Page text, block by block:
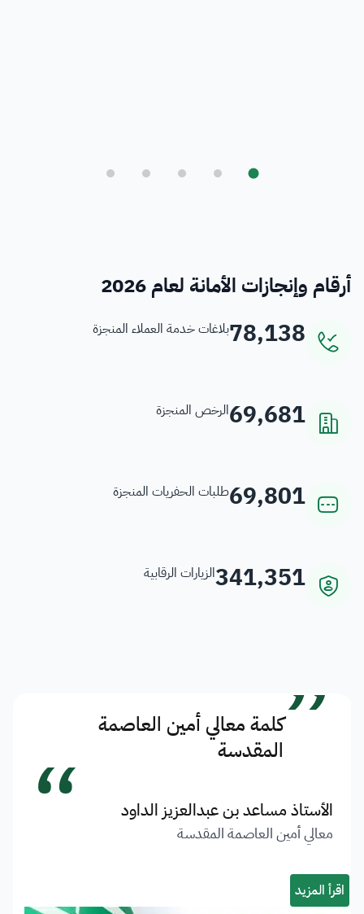
أرقام وإنجازات الأمانة لعام 2026
78,138بلاغات خدمة العملاء المنجزة
69,681الرخص المنجزة
69,801طلبات الحفريات المنجزة
341,351الزيارات الرقابية
”كلمة معالي أمين العاصمة
المقدسة
الأستاذ مساعد بن عبدالعزيز الداود
معالي أمين العاصمة المقدسة “